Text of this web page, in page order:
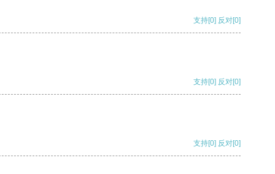
支持[0] 反对[0]
支持[0] 反对[0]
支持[0] 反对[0]